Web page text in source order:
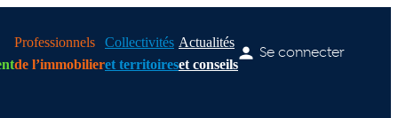
Professionnels
de l’immobilier
Collectivités
et territoires
Actualités
et conseils
Se connecter